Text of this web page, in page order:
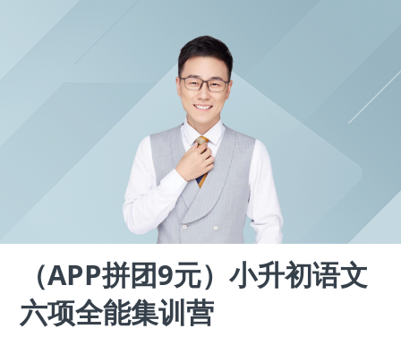
（APP拼团9元）小升初语文
六项全能集训营